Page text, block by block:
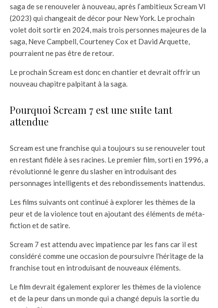
saga de se renouveler à nouveau, après l’ambitieux Scream VI
(2023) qui changeait de décor pour New York. Le prochain
volet doit sortir en 2024, mais trois personnes majeures de la
saga, Neve Campbell, Courteney Cox et David Arquette,
pourraient ne pas être de retour.
Le prochain Scream est donc en chantier et devrait offrir un
nouveau chapitre palpitant à la saga.
Pourquoi Scream 7 est une suite tant
attendue
Scream est une franchise qui a toujours su se renouveler tout
en restant fidèle à ses racines. Le premier film, sorti en 1996, a
révolutionné le genre du slasher en introduisant des
personnages intelligents et des rebondissements inattendus.
Les films suivants ont continué à explorer les thèmes de la
peur et de la violence tout en ajoutant des éléments de méta-
fiction et de satire.
Scream 7 est attendu avec impatience par les fans car il est
considéré comme une occasion de poursuivre l’héritage de la
franchise tout en introduisant de nouveaux éléments.
Le film devrait également explorer les thèmes de la violence
et de la peur dans un monde qui a changé depuis la sortie du